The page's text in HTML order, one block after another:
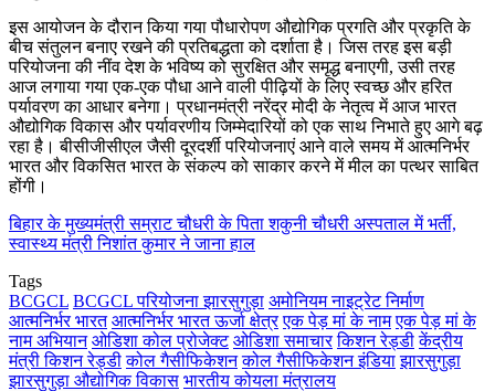
इस आयोजन के दौरान किया गया पौधारोपण औद्योगिक प्रगति और प्रकृति के
बीच संतुलन बनाए रखने की प्रतिबद्धता को दर्शाता है। जिस तरह इस बड़ी
परियोजना की नींव देश के भविष्य को सुरक्षित और समृद्ध बनाएगी, उसी तरह
आज लगाया गया एक-एक पौधा आने वाली पीढ़ियों के लिए स्वच्छ और हरित
पर्यावरण का आधार बनेगा। प्रधानमंत्री नरेंद्र मोदी के नेतृत्व में आज भारत
औद्योगिक विकास और पर्यावरणीय जिम्मेदारियों को एक साथ निभाते हुए आगे बढ़
रहा है। बीसीजीसीएल जैसी दूरदर्शी परियोजनाएं आने वाले समय में आत्मनिर्भर
भारत और विकसित भारत के संकल्प को साकार करने में मील का पत्थर साबित
होंगी।
बिहार के मुख्यमंत्री सम्राट चौधरी के पिता शकुनी चौधरी अस्पताल में भर्ती,
स्वास्थ्य मंत्री निशांत कुमार ने जाना हाल
Tags
BCGCL BCGCL परियोजना झारसुगुड़ा अमोनियम नाइट्रेट निर्माण
आत्मनिर्भर भारत आत्मनिर्भर भारत ऊर्जा क्षेत्र एक पेड़ मां के नाम एक पेड़ मां के
नाम अभियान ओडिशा कोल प्रोजेक्ट ओडिशा समाचार किशन रेड्डी केंद्रीय
मंत्री किशन रेड्डी कोल गैसीफिकेशन कोल गैसीफिकेशन इंडिया झारसुगुड़ा
झारसुगुड़ा औद्योगिक विकास भारतीय कोयला मंत्रालय